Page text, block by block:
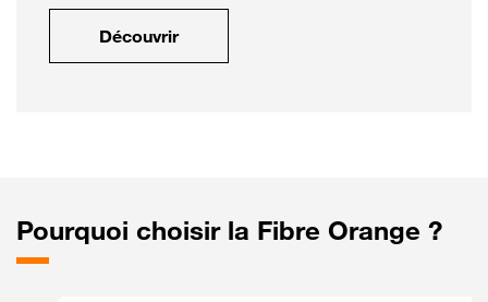
Découvrir
Pourquoi choisir la Fibre Orange ?